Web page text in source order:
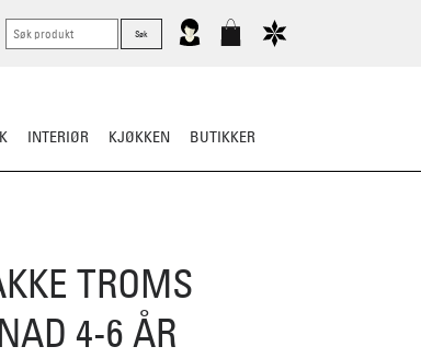
INTERIØR KJØKKEN BUTIKKER
TROMS
4-6 ÅR